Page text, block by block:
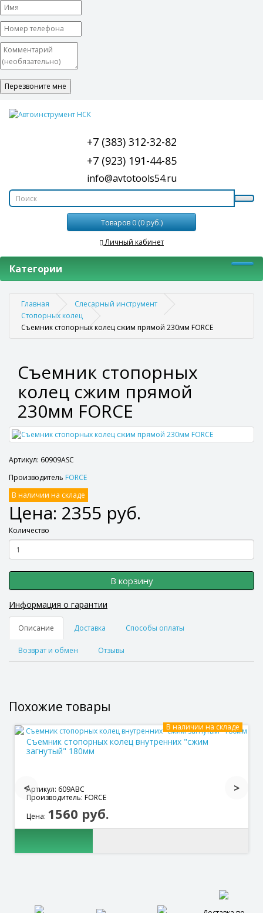
+7 (383) 312-32-82
+7 (923) 191-44-85
info@avtotools54.ru
Товаров 0 (0 руб.)
Личный кабинет
Категории
Главная
Слесарный инструмент
Стопорных колец
Съемник стопорных колец сжим прямой 230мм FORCE
Съемник стопорных
колец сжим прямой
230мм FORCE
Артикул: 60909ASC
Производитель FORCE
В наличии на складе
Цена: 2355 руб.
Количество
В корзину
Информация о гарантии
Описание Доставка Способы оплаты
Возврат и обмен Отзывы
Похожие товары
Съемник стопорных колец внутренних "сжим
загнутый" 180мм
В наличии на складе
Артикул: 609ABC
Производитель: FORCE
Цена: 1560 руб.